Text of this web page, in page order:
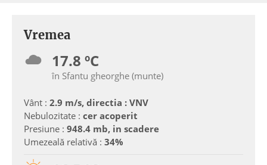
Vremea
17.8 ºC
în Sfantu gheorghe (munte)
Vânt : 2.9 m/s, directia : VNV
Nebulozitate : cer acoperit
Presiune : 948.4 mb, in scadere
Umezeală relativă : 34%